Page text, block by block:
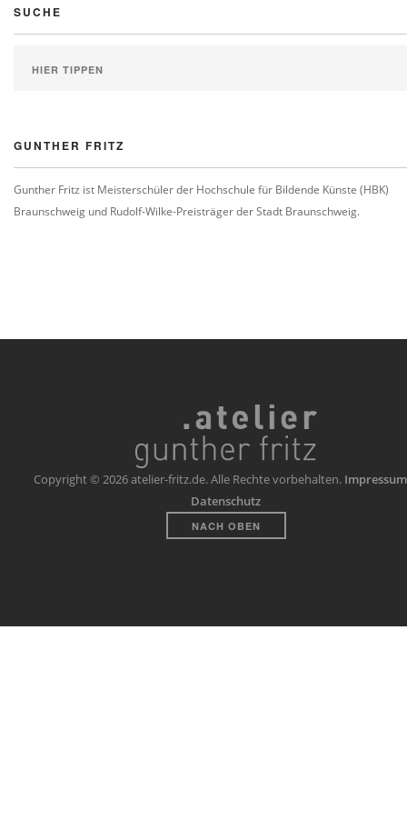
SUCHE
GUNTHER FRITZ
Gunther Fritz ist Meisterschüler der Hochschule für Bildende Künste (HBK)
Braunschweig und Rudolf-Wilke-Preisträger der Stadt Braunschweig.
Copyright © 2026 atelier-fritz.de. Alle Rechte vorbehalten.
Datenschutz
NACH OBEN